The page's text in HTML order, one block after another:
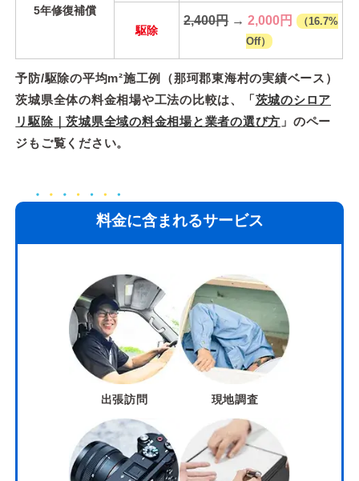
5年修復補償
駆除
2,400円→2,000円
（16.7%
Off）
予防/駆除の平均m²施工例（那珂郡東海村の実績ベース）
茨城県全体の料金相場や工法の比較は、「茨城のシロア
リ駆除｜茨城県全域の料金相場と業者の選び方 」のペー
ジもご覧ください。
料金に含まれるサービス
出張訪問 現地調査